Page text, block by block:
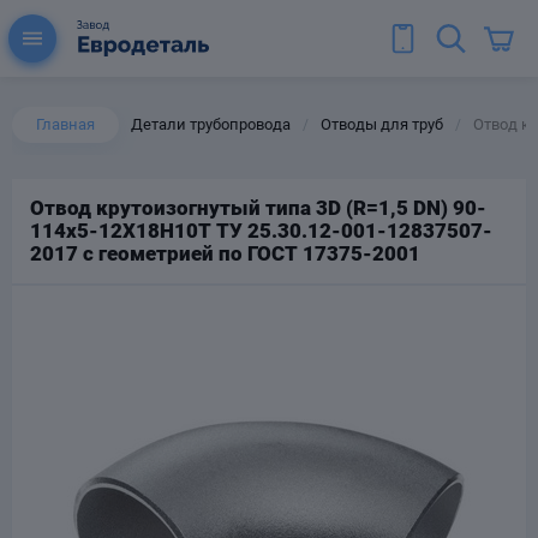
Главная Детали трубопровода Отводы для труб Отвод
Отвод крутоизогнутый типа 3D (R=1,5 DN) 90-
114х5-12Х18Н10Т ТУ 25.30.12-001-12837507-
2017 с геометрией по ГОСТ 17375-2001
для труб
Колена для труб
Тройники стальные